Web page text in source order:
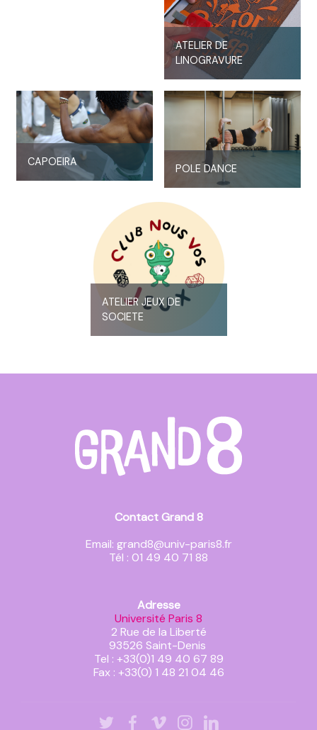
ATELIER DE
LINOGRAVURE
CAPOEIRA
POLE DANCE
ATELIER JEUX DE
SOCIETE
Contact Grand 8
Email: grand8@univ-paris8.fr
Tél : 01 49 40 71 88
Adresse
Université Paris 8
2 Rue de la Liberté
93526 Saint-Denis
Tel : +33(0)1 49 40 67 89
Fax : +33(0) 1 48 21 04 46